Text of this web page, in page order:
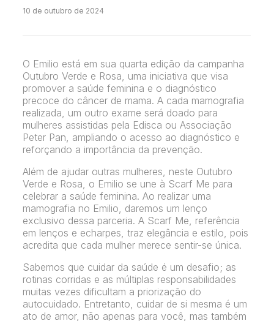
10 de outubro de 2024
O Emilio está em sua quarta edição da campanha
Outubro Verde e Rosa, uma iniciativa que visa
promover a saúde feminina e o diagnóstico
precoce do câncer de mama. A cada mamografia
realizada, um outro exame será doado para
mulheres assistidas pela Edisca ou Associação
Peter Pan, ampliando o acesso ao diagnóstico e
reforçando a importância da prevenção.
Além de ajudar outras mulheres, neste Outubro
Verde e Rosa, o Emilio se une à Scarf Me para
celebrar a saúde feminina. Ao realizar uma
mamografia no Emilio, daremos um lenço
exclusivo dessa parceria. A Scarf Me, referência
em lenços e echarpes, traz elegância e estilo, pois
acredita que cada mulher merece sentir-se única.
Sabemos que cuidar da saúde é um desafio; as
rotinas corridas e as múltiplas responsabilidades
muitas vezes dificultam a priorização do
autocuidado. Entretanto, cuidar de si mesma é um
ato de amor, não apenas para você, mas também